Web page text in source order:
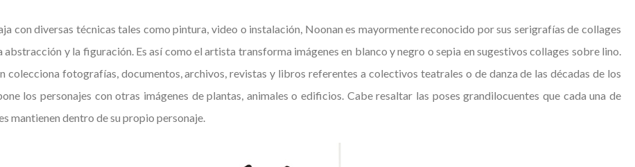
con diversas técnicas tales como pintura, video o instalación, Noonan es mayormente reconocido por sus serigrafías de collages
abstracción y la figuración. Es así como el artista transforma imágenes en blanco y negro o sepia en sugestivos collages sobre lino.
colecciona fotografías, documentos, archivos, revistas y libros referentes a colectivos teatrales o de danza de las décadas de los
los personajes con otras imágenes de plantas, animales o edificios. Cabe resaltar las poses grandilocuentes que cada una de
mantienen dentro de su propio personaje.